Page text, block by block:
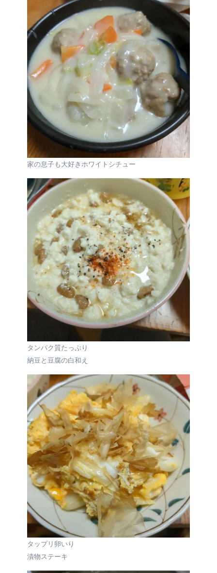
家の息子も大好きホワイトシチュー
タンパク質たっぷり
納豆と豆腐の白和え
タップリ卵いり
漬物ステーキ